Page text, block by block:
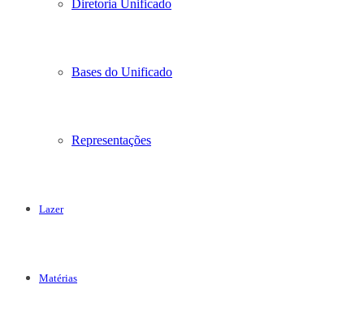
Diretoria Unificado
Bases do Unificado
Representações
Lazer
Matérias